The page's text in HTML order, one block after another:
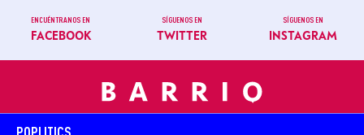
ENCUÉNTRANOS EN
FACEBOOK
SÍGUENOS EN
TWITTER
SÍGUENOS EN
INSTAGRAM
POPLITICS